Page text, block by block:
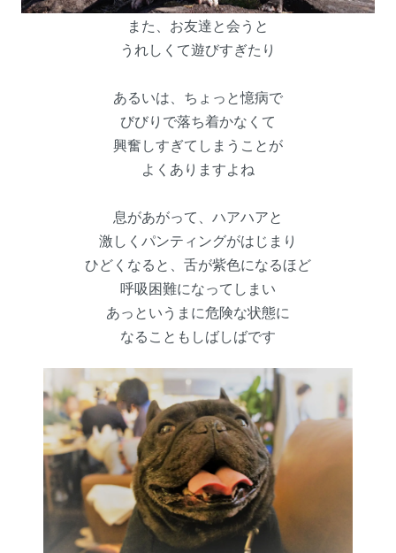
また、お友達と会うと
うれしくて遊びすぎたり
あるいは、ちょっと憶病で
びびりで落ち着かなくて
興奮しすぎてしまうことが
よくありますよね
息があがって、ハアハアと
激しくパンティングがはじまり
ひどくなると、舌が紫色になるほど
呼吸困難になってしまい
あっというまに危険な状態に
なることもしばしばです